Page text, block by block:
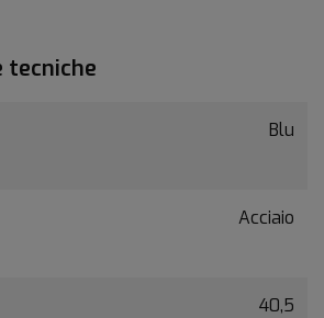
tecniche
Blu
Acciaio
40,5